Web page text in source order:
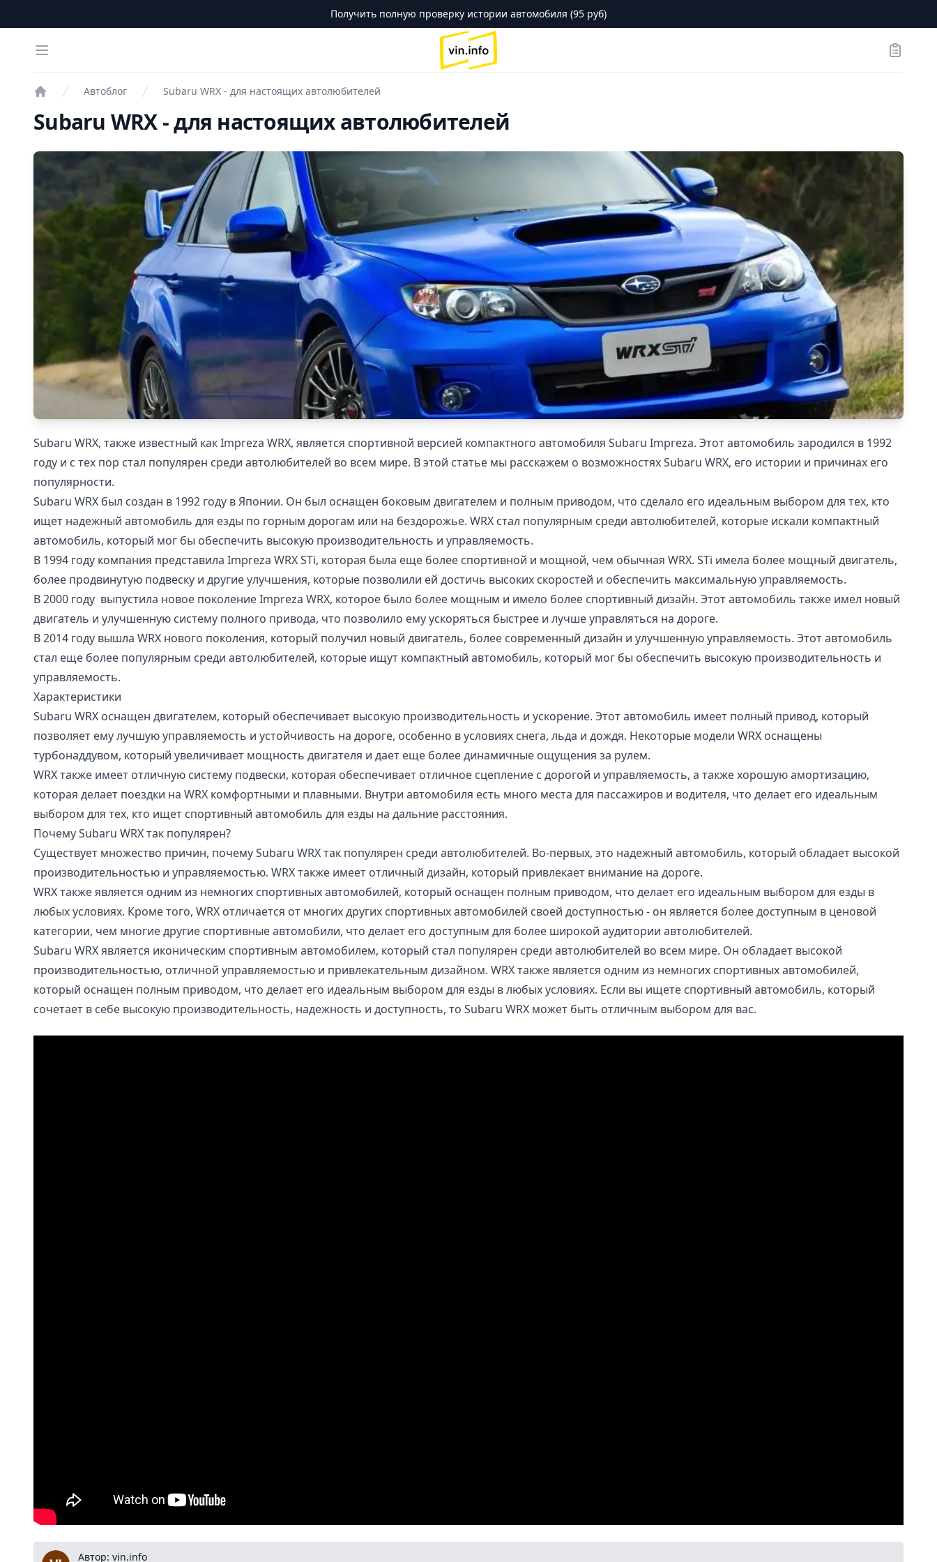
Получить полную проверку истории автомобиля (95 руб)
Open menu
logo
Заказы
Автоблог Subaru WRX - для настоящих автолюбителей
Subaru WRX - для настоящих автолюбителей
Subaru WRX, также известный как Impreza WRX, является спортивной версией компактного автомобиля Subaru Impreza. Этот автомобиль зародился в 1992
году и с тех пор стал популярен среди автолюбителей во всем мире. В этой статье мы расскажем о возможностях Subaru WRX, его истории и причинах его
популярности.
Subaru WRX был создан в 1992 году в Японии. Он был оснащен боковым двигателем и полным приводом, что сделало его идеальным выбором для тех, кто
ищет надежный автомобиль для езды по горным дорогам или на бездорожье. WRX стал популярным среди автолюбителей, которые искали компактный
автомобиль, который мог бы обеспечить высокую производительность и управляемость.
В 1994 году компания представила Impreza WRX STi, которая была еще более спортивной и мощной, чем обычная WRX. STi имела более мощный двигатель,
более продвинутую подвеску и другие улучшения, которые позволили ей достичь высоких скоростей и обеспечить максимальную управляемость.
В 2000 году выпустила новое поколение Impreza WRX, которое было более мощным и имело более спортивный дизайн. Этот автомобиль также имел новый
двигатель и улучшенную систему полного привода, что позволило ему ускоряться быстрее и лучше управляться на дороге.
В 2014 году вышла WRX нового поколения, который получил новый двигатель, более современный дизайн и улучшенную управляемость. Этот автомобиль
стал еще более популярным среди автолюбителей, которые ищут компактный автомобиль, который мог бы обеспечить высокую производительность и
управляемость.
Характеристики
Subaru WRX оснащен двигателем, который обеспечивает высокую производительность и ускорение. Этот автомобиль имеет полный привод, который
позволяет ему лучшую управляемость и устойчивость на дороге, особенно в условиях снега, льда и дождя. Некоторые модели WRX оснащены
турбонаддувом, который увеличивает мощность двигателя и дает еще более динамичные ощущения за рулем.
WRX также имеет отличную систему подвески, которая обеспечивает отличное сцепление с дорогой и управляемость, а также хорошую амортизацию,
которая делает поездки на WRX комфортными и плавными. Внутри автомобиля есть много места для пассажиров и водителя, что делает его идеальным
выбором для тех, кто ищет спортивный автомобиль для езды на дальние расстояния.
Почему Subaru WRX так популярен?
Существует множество причин, почему Subaru WRX так популярен среди автолюбителей. Во-первых, это надежный автомобиль, который обладает высокой
производительностью и управляемостью. WRX также имеет отличный дизайн, который привлекает внимание на дороге.
WRX также является одним из немногих спортивных автомобилей, который оснащен полным приводом, что делает его идеальным выбором для езды в
любых условиях. Кроме того, WRX отличается от многих других спортивных автомобилей своей доступностью - он является более доступным в ценовой
категории, чем многие другие спортивные автомобили, что делает его доступным для более широкой аудитории автолюбителей.
Subaru WRX является иконическим спортивным автомобилем, который стал популярен среди автолюбителей во всем мире. Он обладает высокой
производительностью, отличной управляемостью и привлекательным дизайном. WRX также является одним из немногих спортивных автомобилей,
который оснащен полным приводом, что делает его идеальным выбором для езды в любых условиях. Если вы ищете спортивный автомобиль, который
сочетает в себе высокую производительность, надежность и доступность, то Subaru WRX может быть отличным выбором для вас.
vin.infoАвтор: vin.info